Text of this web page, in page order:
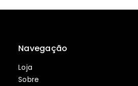
Navegação
Loja
Sobre